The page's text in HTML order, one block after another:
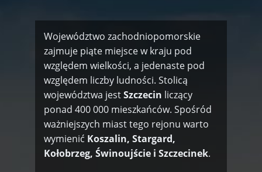
Województwo zachodniopomorskie
zajmuje piąte miejsce w kraju pod
względem wielkości, a jedenaste pod
względem liczby ludności. Stolicą
województwa jestSzczecin liczący
ponad 400 000 mieszkańców. Spośród
ważniejszych miast tego rejonu warto
wymienić Koszalin, Stargard,
Kołobrzeg, Świnoujście i Szczecinek.